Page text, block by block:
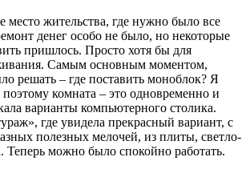
место жительства, где нужно было все
денег особо не было, но некоторые
пришлось. Просто хотя бы для
Самым основным моментом,
решать – где поставить моноблок? Я
комната – это одновременно и
варианты компьютерного столика.
где увидела прекрасный вариант, с
полезных мелочей, из плиты, светло-
Теперь можно было спокойно работать.